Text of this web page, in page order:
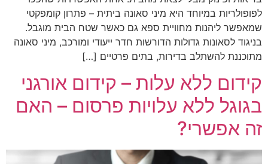
לפופולריות במיוחד היא מיני סאונה ביתית – פתרון קומפקטי
שמאפשר ליהנות מחוויית ספא גם כאשר שטח הבית מוגבל.
בניגוד לסאונות גדולות הדורשות חדר ייעודי ומורכב, מיני סאונה
מתוכננת להשתלב בדירות, בתים פרטיים […]
קידום ללא עלות – קידום אורגני
בגוגל ללא עלויות פרסום – האם
זה אפשרי?